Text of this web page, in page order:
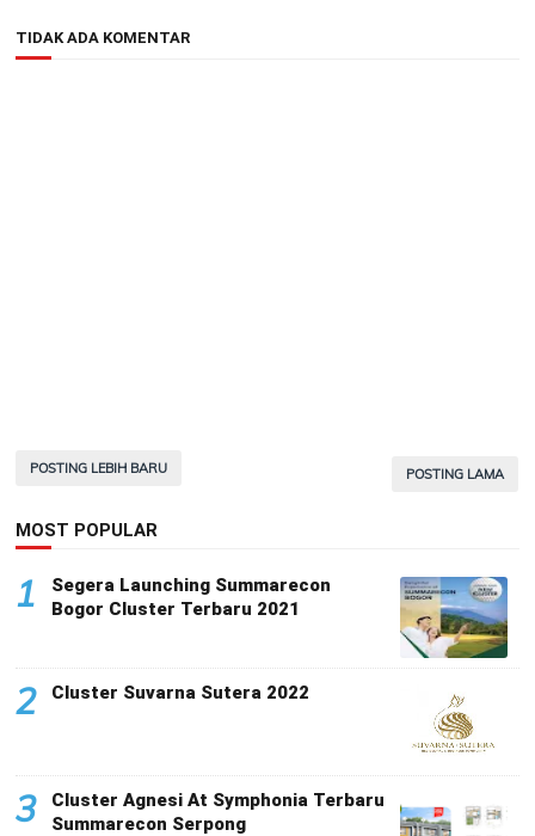
TIDAK ADA KOMENTAR
POSTING LEBIH BARU POSTING LAMA
MOST POPULAR
1
Segera Launching Summarecon
Bogor Cluster Terbaru 2021
2 Cluster Suvarna Sutera 2022
3
Cluster Agnesi At Symphonia Terbaru
Summarecon Serpong